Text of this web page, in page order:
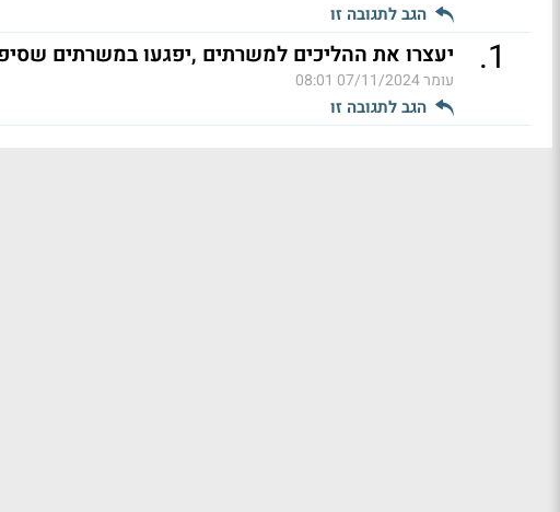
הגב לתגובה זו
1
. יעצרו את ההליכים למשרתים ,יפגעו במשרתים
עומר07/11/2024 08:01
הגב לתגובה זו